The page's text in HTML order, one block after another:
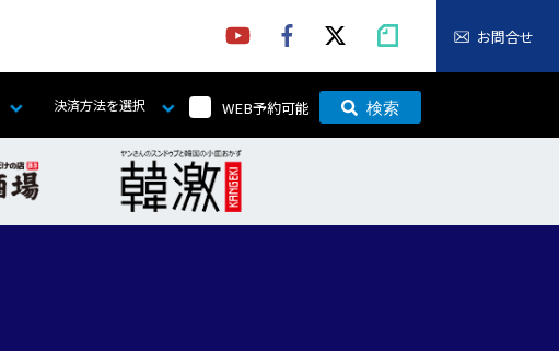
お問合せ
決済方法を選択 WEB予約可能 検索